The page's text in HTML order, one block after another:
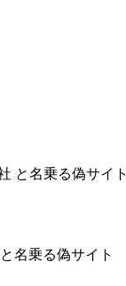
と名乗る偽サイト
名乗る偽サイト